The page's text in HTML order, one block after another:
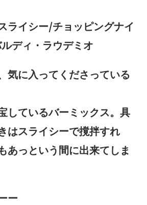
ライシー/チョッピングナイ
ディ・ラウデミオ
気に入ってくださっている
しているバーミックス。具
はスライシーで撹拌すれ
あっという間に出来てしま
ー